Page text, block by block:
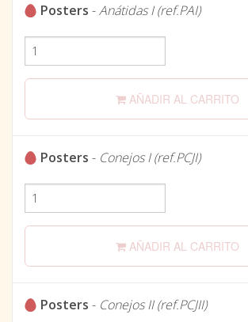
Posters -Anátidas I (ref.PAI)
AÑADIR AL CARRITO
Posters - Conejos I (ref.PCJI)
AÑADIR AL CARRITO
Posters - Conejos II (ref.PCJII)